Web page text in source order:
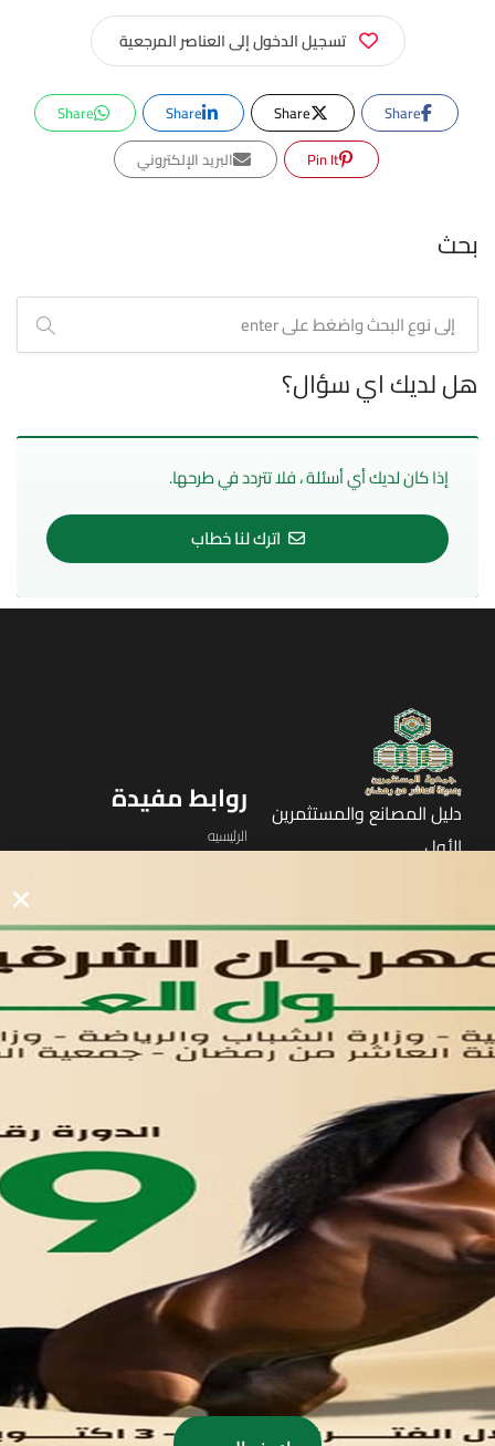
تسجيل الدخول إلى العناصر المرجعية
Share
Share
Share
Share
Pin It
البريد الإلكتروني
بحث
هل لديك اي سؤال؟
إذا كان لديك أي أسئلة ، فلا تتردد في طرحها.
اترك لنا خطاب
دليل المصانع والمستثمرين
الأول
روابط مفيدة
الرئيسيه
لوحه التحكم
اتصل بنا
تواصل معنا
مدينة العاشر من رمضان
01221020029
055-4494429
055-4494406
055-4494414
info.triaeg@yahoo.com
info@triaeg-guide.com